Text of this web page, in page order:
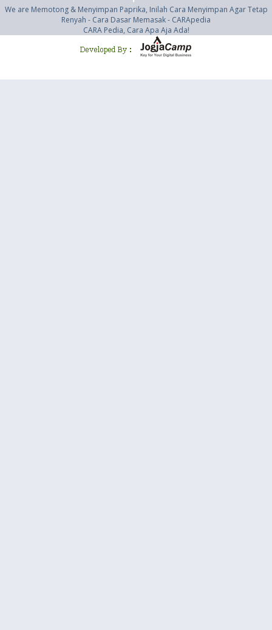
We are Memotong & Menyimpan Paprika, Inilah Cara Menyimpan Agar Tetap
Renyah - Cara Dasar Memasak - CARApedia
CARA Pedia, Cara Apa Aja Ada!